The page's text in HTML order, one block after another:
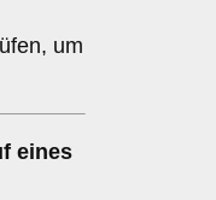
um
eines